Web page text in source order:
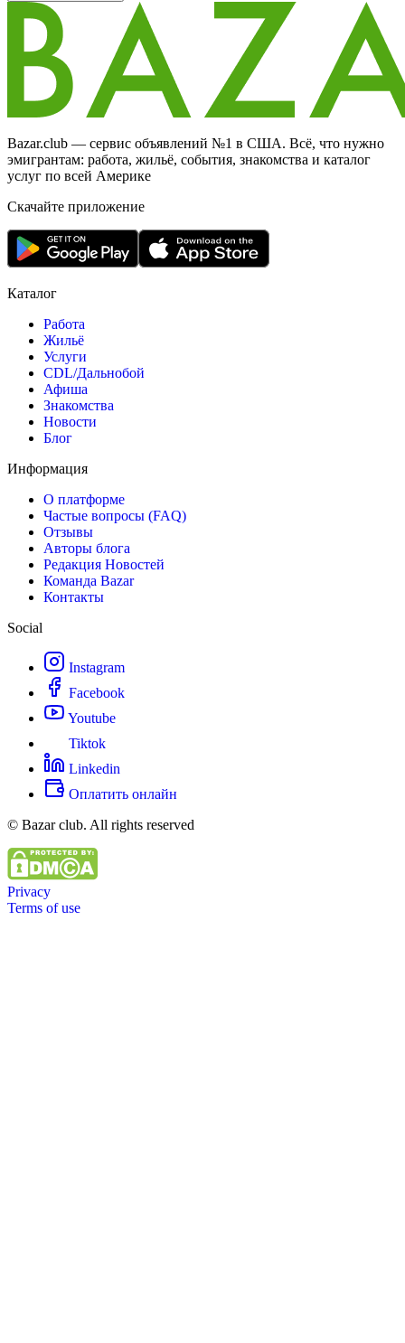
Bazar.club — сервис объявлений №1 в США. Всё, что нужно
эмигрантам: работа, жильё, события, знакомства и каталог
услуг по всей Америке
Скачайте приложение
Каталог
Работа
Жильё
Услуги
CDL/Дальнобой
Афиша
Знакомства
Новости
Блог
Информация
О платформе
Частые вопросы (FAQ)
Отзывы
Авторы блога
Редакция Новостей
Команда Bazar
Контакты
Social
Instagram
Facebook
Youtube
Tiktok
Linkedin
Оплатить онлайн
© Bazar club. All rights reserved
Privacy
Terms of use